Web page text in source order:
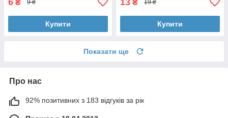
₴ 9 ₴
Купити
₴ 19 ₴
Купити
Показати ще
Про нас
92% позитивних з 183 відгуків за рік